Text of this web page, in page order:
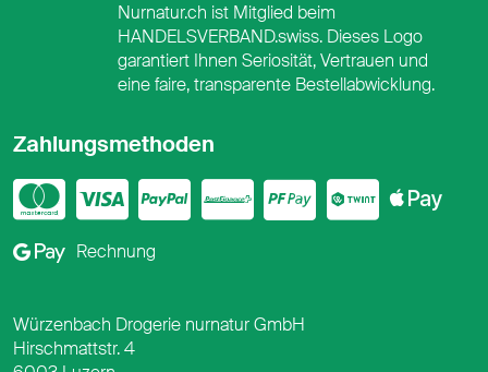
Zahlungsmethoden
Mastercard
VisaPayPal
PostFinance
Twint
Google Pay
Rechnung
Nurnatur.ch ist Mitglied beim
HANDELSVERBAND.swiss. Dieses Logo
garantiert Ihnen Seriosität, Vertrauen und
eine faire, transparente Bestellabwicklung.
Würzenbach Drogerie nurnatur GmbH
Hirschmattstr. 4